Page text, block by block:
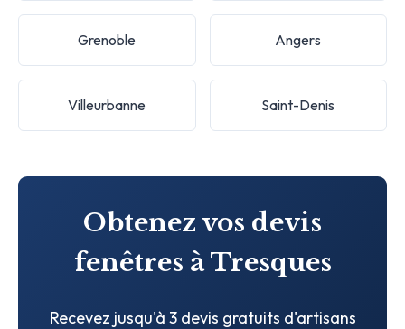
Grenoble Angers
Villeurbanne Saint-Denis
Obtenez vos devis
fenêtres à Tresques
Recevez jusqu'à 3 devis gratuits d'artisans